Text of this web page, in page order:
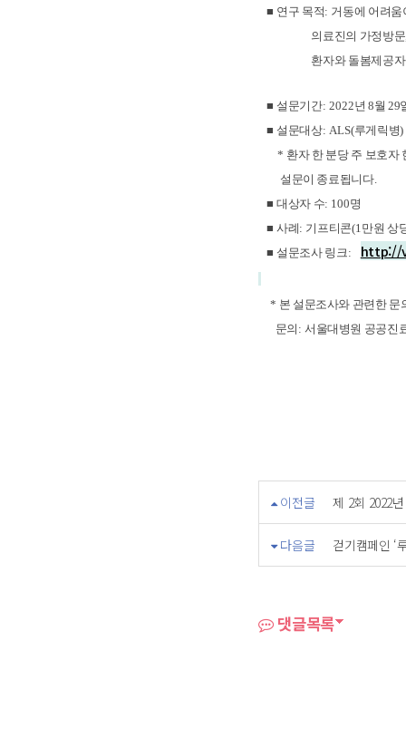
■ 연구 목적: 거동에 어려움
의료진의 가정방문
환자와 돌봄제공자를
■ 설문기간: 2022년 8월 29
​ ■ 설문대상: ALS(루게릭병)
* 환자 한 분당 주 보호자
설문이 종료됩니다.
■ 대상자 수: 100명
■ 사례: 기프티콘(1만원 상
■ 설문조사 링크: http://
* 본 설문조사와 관련한 문
문의 : 서울대병원 공공진
이전글 제 2회 2022
다음글 걷기캠페인 ‘
댓글목록